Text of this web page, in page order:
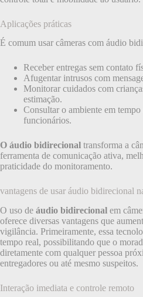
Aplicações práticas
É comum usar câmeras com áudio
Receber entregas sem contato
Afugentar intrusos com
Monitorar cuidados com
estimação.
Consultar o ambiente em
funcionários.
O áudio bidirecional transforma a
ferramenta de comunicação ativa,
praticidade do monitoramento.
vantagens de usar áudio bidirecional
O uso de áudio bidirecional em
oferece diversas vantagens que
vigilância. Primeiramente, essa
tempo real, possibilitando que o
diretamente com qualquer pessoa
entregadores ou até mesmo suspeitos.
Interação imediata e controle remoto